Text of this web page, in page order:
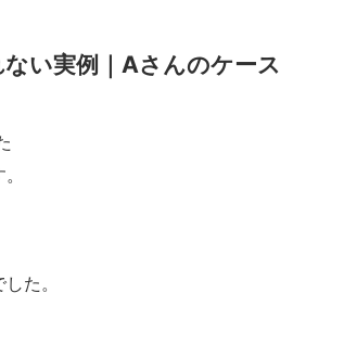
い実例｜Aさんのケース
た。